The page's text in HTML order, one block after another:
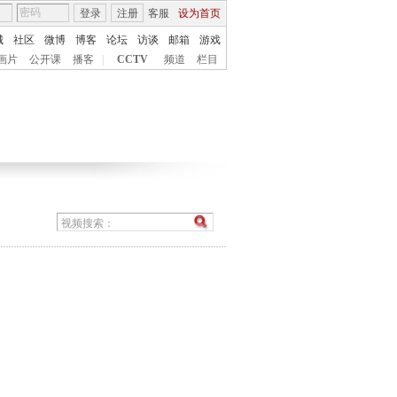
客服 设为首页
登录 注册
社区 微博 博客 论坛 访谈 邮箱
游戏
片 公开课 播客 CCTV 频道 栏目